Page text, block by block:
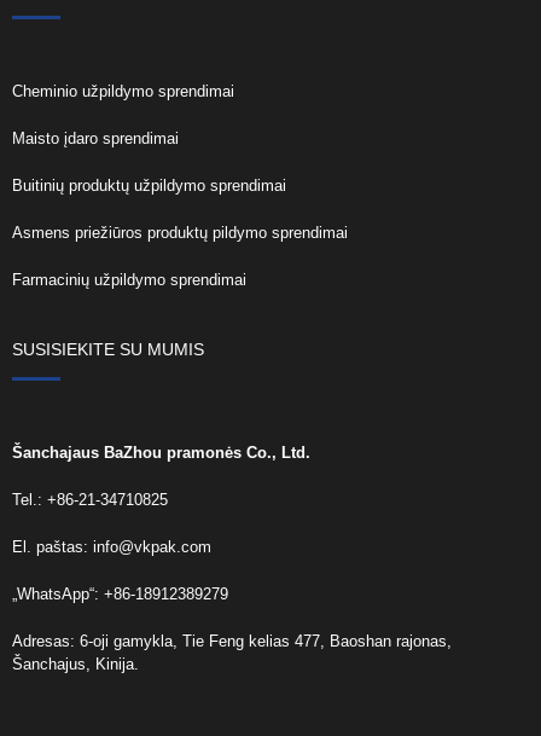
Cheminio užpildymo sprendimai
Maisto įdaro sprendimai
Buitinių produktų užpildymo sprendimai
Asmens priežiūros produktų pildymo sprendimai
Farmacinių užpildymo sprendimai
SUSISIEKITE SU MUMIS
Šanchajaus BaZhou pramonės Co., Ltd.
Tel.: +86-21-34710825
El. paštas: info@vkpak.com
„WhatsApp“: +86-18912389279
Adresas: 6-oji gamykla, Tie Feng kelias 477, Baoshan rajonas,
Šanchajus, Kinija.